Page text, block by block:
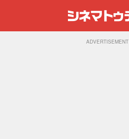
ADVERTISEMENT